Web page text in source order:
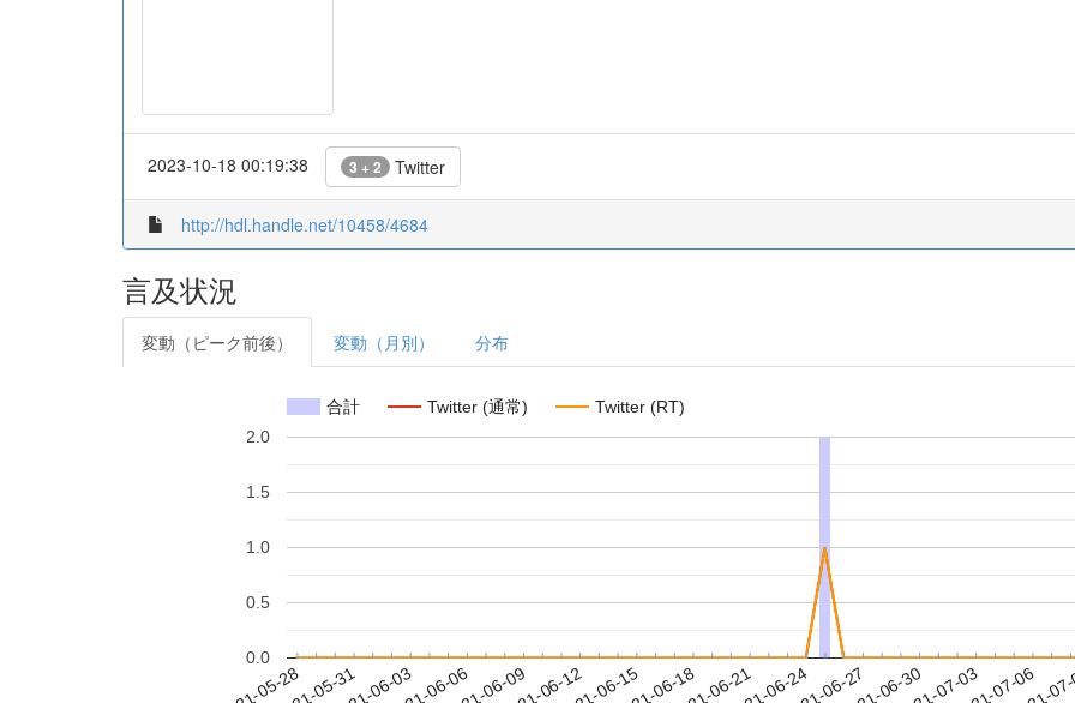
2023-10-18 00:19:38 3 + 2 Twitter
http://hdl.handle.net/10458/4684
言及状況
変動（ピーク前後） 変動（月別） 分布
合計 Twitter (通常) Twitter (RT)
0.0
0.5
1.0
1.5
2.0